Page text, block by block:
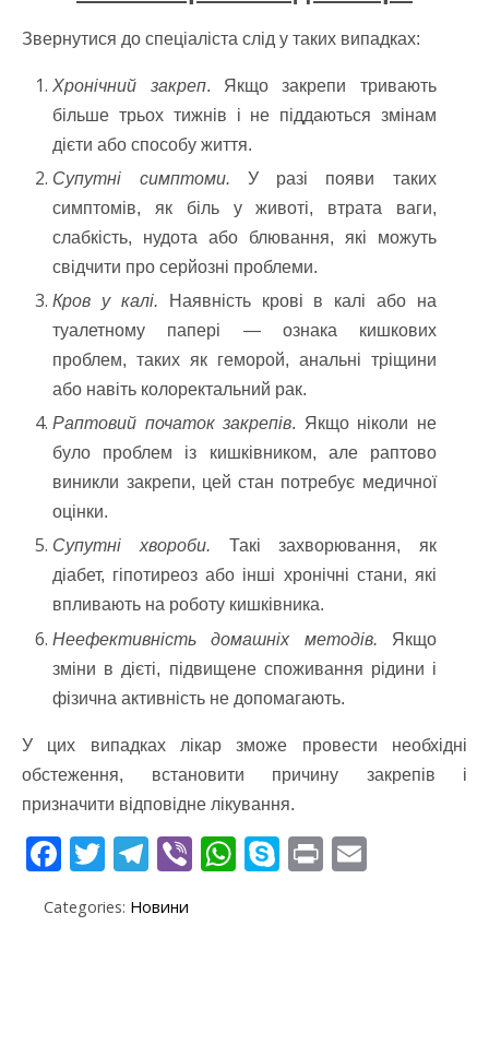
Звернутися до спеціаліста слід у таких випадках:
Хронічний закреп. Якщо закрепи тривають
більше трьох тижнів і не піддаються змінам
дієти або способу життя.
Супутні симптоми. У разі появи таких
симптомів, як біль у животі, втрата ваги,
слабкість, нудота або блювання, які можуть
свідчити про серйозні проблеми.
Кров у калі. Наявність крові в калі або на
туалетному папері — ознака кишкових
проблем, таких як геморой, анальні тріщини
або навіть колоректальний рак.
Раптовий початок закрепів. Якщо ніколи не
було проблем із кишківником, але раптово
виникли закрепи, цей стан потребує медичної
оцінки.
Супутні хвороби. Такі захворювання, як
діабет, гіпотиреоз або інші хронічні стани, які
впливають на роботу кишківника.
Неефективність домашніх методів. Якщо
зміни в дієті, підвищене споживання рідини і
фізична активність не допомагають.
У цих випадках лікар зможе провести необхідні
обстеження, встановити причину закрепів і
призначити відповідне лікування.
F
ac
e
T
w
itt
T
el
e
Vi
b
W
h
S
k
Pr
in
Categories: Новини